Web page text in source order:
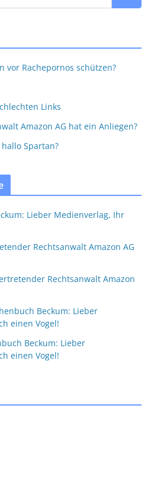
vor Rachepornos schützen?
Links
Amazon AG hat ein Anliegen?
Spartan?
Lieber Medienverlag, Ihr
Rechtsanwalt Amazon AG
Rechtsanwalt Amazon
Beckum: Lieber
einen Vogel!
Beckum: Lieber
einen Vogel!